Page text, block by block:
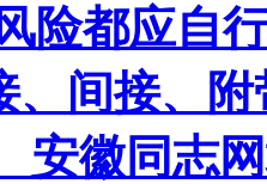
险都应自
、间接、
安徽同志